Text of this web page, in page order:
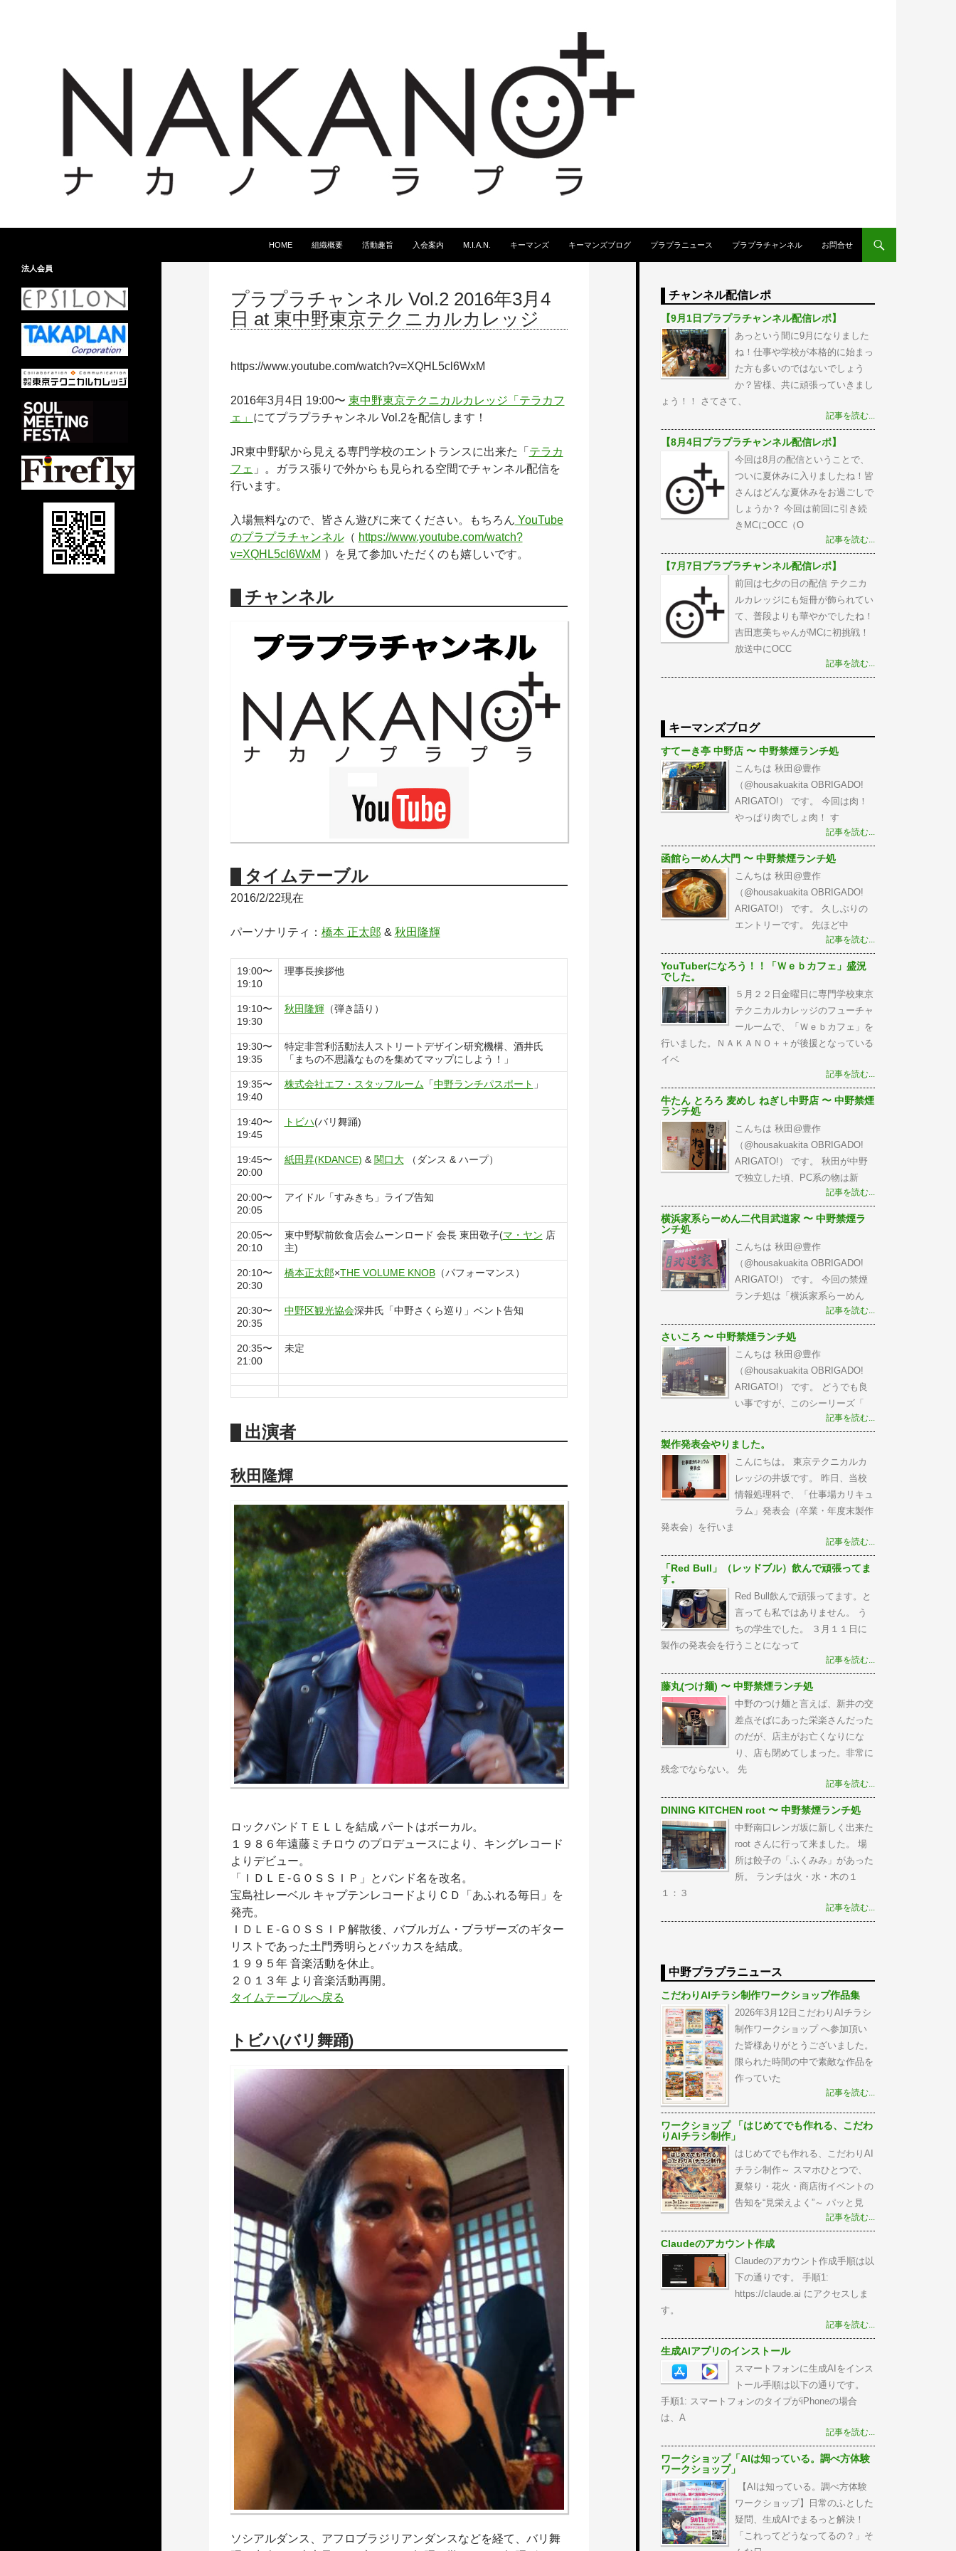
HOME
組織概要 活動趣旨 入会案内 M.I.A.N. キーマンズ キーマンズブログ プラプラニュース プラプラチャンネル お問合せ
プラプラチャンネル Vol.2 2016年3月4
日 at 東中野東京テクニカルカレッジ
https://www.youtube.com/watch?v=XQHL5cl6WxM
2016年3月4日 19:00〜 東中野東京テクニカルカレッジ「テラカフ
ェ」 にてプラプラチャンネル Vol.2を配信します！
JR東中野駅から見える専門学校のエントランスに出来た「 テラカ
フェ 」。ガラス張りで外からも見られる空間でチャンネル配信を
行います。
入場無料なので、皆さん遊びに来てください。もちろん YouTube
のプラプラチャンネル（ https://www.youtube.com/watch?
v=XQHL5cl6WxM ）を見て参加いただくのも嬉しいです。
チャンネル
タイムテーブル
2016/2/22現在
パーソナリティ： 橋本 正太郎 & 秋田隆輝
19:00〜
19:10
理事長挨拶他
19:10〜
19:30
秋田隆輝（弾き語り）
19:30〜
19:35
特定非営利活動法人ストリートデザイン研究機構、酒井氏
「まちの不思議なものを集めてマップにしよう！」
19:35〜
19:40
株式会社エフ・スタッフルーム 「中野ランチパスポート 」
19:40〜
19:45
トビハ(バリ舞踊)
19:45〜
20:00
紙田昇(KDANCE) & 関口大（ダンス & ハープ）
20:00〜
20:05
アイドル「すみきち」ライブ告知
20:05〜
20:10
東中野駅前飲食店会ムーンロード 会長 東田敬子(マ・ヤン 店
主)
20:10〜
20:30
橋本正太郎×THE VOLUME KNOB（パフォーマンス）
20:30〜
20:35
中野区観光協会深井氏「中野さくら巡り」ベント告知
20:35〜
21:00
未定
出演者
秋田隆輝
ロックバンドＴＥＬＬを結成 パートはボーカル。
１９８６年遠藤ミチロウ のプロデュースにより、キングレコード
よりデビュー。
「ＩＤＬＥ-ＧＯＳＳＩＰ」とバンド名を改名。
宝島社レーベル キャプテンレコードよりＣＤ「あふれる毎日」を
発売。
ＩＤＬＥ-ＧＯＳＳＩＰ解散後、バブルガム・ブラザーズのギター
リストであった土門秀明らとバッカスを結成。
１９９５年 音楽活動を休止。
２０１３年 より音楽活動再開。
タイムテーブルへ戻る
トビハ(バリ舞踊)
ソシアルダンス、アフロブラジリアンダンスなどを経て、バリ舞
チャンネル配信レポ
【9月1日プラプラチャンネル配信レポ】
あっという間に9月になりました
ね！仕事や学校が本格的に始まっ
た方も多いのではないでしょう
か？皆様、共に頑張っていきまし
ょう！！ さてさて、
記事を読む...
【8月4日プラプラチャンネル配信レポ】
今回は8月の配信ということで、
ついに夏休みに入りましたね！皆
さんはどんな夏休みをお過ごしで
しょうか？ 今回は前回に引き続
きMCにOCC（O
記事を読む...
【7月7日プラプラチャンネル配信レポ】
前回は七夕の日の配信 テクニカ
ルカレッジにも短冊が飾られてい
て、普段よりも華やかでしたね！
吉田恵美ちゃんがMCに初挑戦！
放送中にOCC
記事を読む...
キーマンズブログ
すてーき亭 中野店 〜 中野禁煙ランチ処
こんちは 秋田@豊作
（@housakuakita‎ OBRIGADO!
ARIGATO!） です。 今回は肉！
やっぱり肉でしょ肉！ す
記事を読む...
函館らーめん大門 〜 中野禁煙ランチ処
こんちは 秋田@豊作
（@housakuakita‎ OBRIGADO!
ARIGATO!） です。 久しぶりの
エントリーです。 先ほど中
記事を読む...
YouTuberになろう！！「Ｗｅｂカフェ」盛況
でした。
５月２２日金曜日に専門学校東京
テクニカルカレッジのフューチャ
ールームで、「Ｗｅｂカフェ」を
行いました。ＮＡＫＡＮＯ＋＋が後援となっている
イベ
記事を読む...
牛たん とろろ 麦めし ねぎし中野店 〜 中野禁煙
ランチ処
こんちは 秋田@豊作
（@housakuakita‎ OBRIGADO!
ARIGATO!） です。 秋田が中野
で独立した頃、PC系の物は新
記事を読む...
横浜家系らーめん二代目武道家 〜 中野禁煙ラ
ンチ処
こんちは 秋田@豊作
（@housakuakita‎ OBRIGADO!
ARIGATO!） です。 今回の禁煙
ランチ処は「横浜家系らーめん
記事を読む...
さいころ 〜 中野禁煙ランチ処
こんちは 秋田@豊作
（@housakuakita‎ OBRIGADO!
ARIGATO!） です。 どうでも良
い事ですが、このシーリーズ「
記事を読む...
製作発表会やりました。
こんにちは。 東京テクニカルカ
レッジの井坂です。 昨日、当校
情報処理科で、「仕事場カリキュ
ラム」発表会（卒業・年度末製作
発表会）を行いま
記事を読む...
「Red Bull」（レッドブル）飲んで頑張ってま
す。
Red Bull飲んで頑張ってます。と
言っても私ではありません。 う
ちの学生でした。 ３月１１日に
製作の発表会を行うことになって
記事を読む...
藤丸(つけ麺) 〜 中野禁煙ランチ処
中野のつけ麺と言えば、新井の交
差点そばにあった栄楽さんだった
のだが、店主がお亡くなりにな
り、店も閉めてしまった。非常に
残念でならない。 先
記事を読む...
DINING KITCHEN root 〜 中野禁煙ランチ処
中野南口レンガ坂に新しく出来た
root さんに行って来ました。 場
所は餃子の「ふくみみ」があった
所。 ランチは火・水・木の１
１：３
記事を読む...
中野プラプラニュース
こだわりAIチラシ制作ワークショップ作品集
2026年3月12日こだわりAIチラシ
制作ワークショップ へ参加頂い
た皆様ありがとうございました。
限られた時間の中で素敵な作品を
作っていた
記事を読む...
ワークショップ 「はじめてでも作れる、こだわ
りAIチラシ制作」
はじめてでも作れる、こだわりAI
チラシ制作～ スマホひとつで、
夏祭り・花火・商店街イベントの
告知を“見栄えよく”～ パッと見
記事を読む...
Claudeのアカウント作成
Claudeのアカウント作成手順は以
下の通りです。 手順1:
https://claude.ai にアクセスしま
す。
記事を読む...
生成AIアプリのインストール
スマートフォンに生成AIをインス
トール手順は以下の通りです。
手順1: スマートフォンのタイプがiPhoneの場合
は、A
記事を読む...
ワークショップ「AIは知っている。調べ方体験
ワークショップ」
【AIは知っている。調べ方体験
ワークショップ】日常のふとした
疑問、生成AIでまるっと解決！
「これってどうなってるの？」そ
法人会員